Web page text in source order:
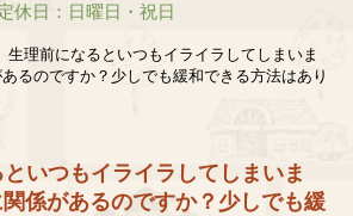
休日：日曜日・祝日
生理前になるといつもイライラしてしまいま
るのですか？少しでも緩和できる方法はあり
いつもイライラしてしまいま
係があるのですか？少しでも緩